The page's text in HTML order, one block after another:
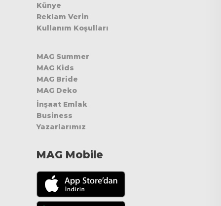
Künye
Reklam Verin
Kullanım Koşulları
MAG Summer
MAG Kids
MAG Bride
MAG Deko
İnşaat Emlak
Business
Yazarlarımız
MAG Mobile